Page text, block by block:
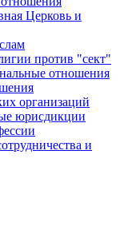
Церковь и
против "сект"
отношения
организаций
юрисдикции
и